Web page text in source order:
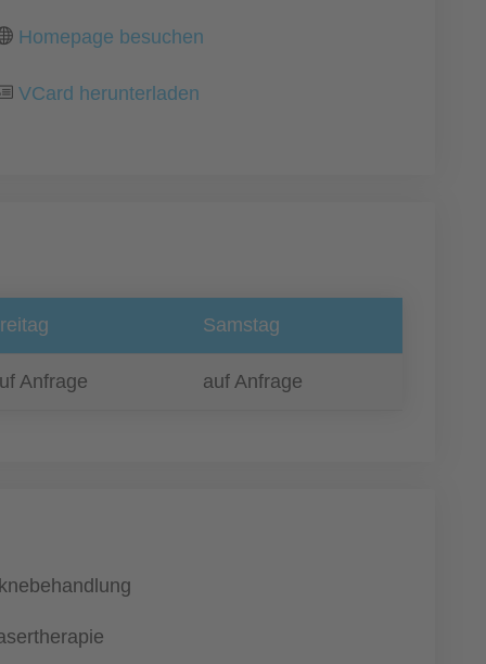
Homepage besuchen
VCard herunterladen
Samstag
Anfrage auf Anfrage